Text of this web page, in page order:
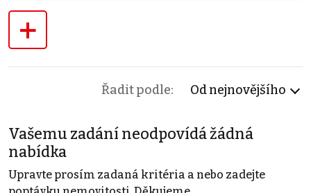
+
Řadit podle: Od nejnovějšího
Vašemu zadání neodpovídá žádná
nabídka
Upravte prosím zadaná kritéria a nebo zadejte